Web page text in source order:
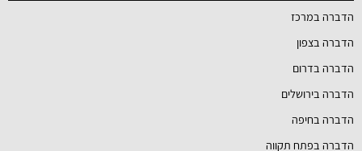
הדברה במרכז
הדברה בצפון
הדברה בדרום
הדברה בירושלים
הדברה בחיפה
הדברה בפתח תקווה